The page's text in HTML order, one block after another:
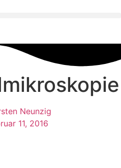
Neunzig
11, 2016